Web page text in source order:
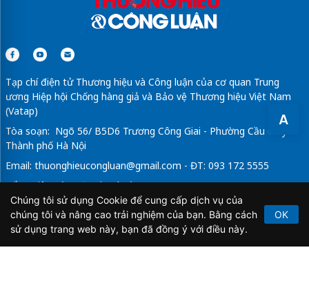
A
Tạp chí điện tử Thương hiệu và Công luận của cơ quan Trung
ương Hiệp hội Chống hàng giả và Bảo vệ Thương hiệu Việt Nam
(Vatap)
Tòa soạn: Ngõ 56/ B5D6 Trương Công Giai - Phường Cầu Giấy -
Thành phố Hà Nội
Email: thuonghieucongluan@gmail.com - ĐT: 093 172 5555
Tổng Biên Tập: Vũ Đức Thuận
Giấy phép hoạt động báo chí điện tử số 64/GP-BTTTT do Bộ
Thông tin và Truyền thông cấp ngày 21/2/2020.
Chúng tôi sử dụng Cookie để cung cấp dịch vụ của
chúng tôi và nâng cao trải nghiệm của bạn. Bằng cách
sử dụng trang web này, bạn đã đồng ý với điều này.
OK